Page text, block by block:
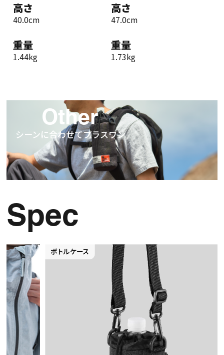
高さ
40.0cm
重量
1.44kg
高さ
47.0cm
重量
1.73kg
Other
シーンに合わせてプラスワン
Spec